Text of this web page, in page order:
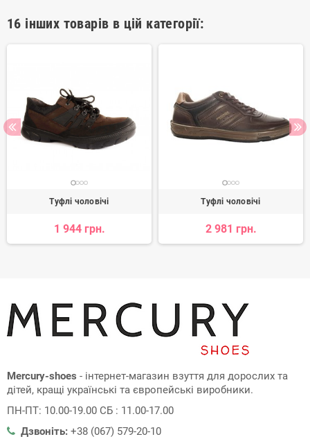
16 інших товарів в цій категорії:
Туфлі чоловічі
1 944 грн.
Туфлі чоловічі
2 981 грн.
Mercury-shoes - інтернет-магазин взуття для дорослих та
дітей, кращі українські та європейські виробники.
ПН-ПТ: 10.00-19.00 СБ : 11.00-17.00
Дзвоніть: +38 (067) 579-20-10